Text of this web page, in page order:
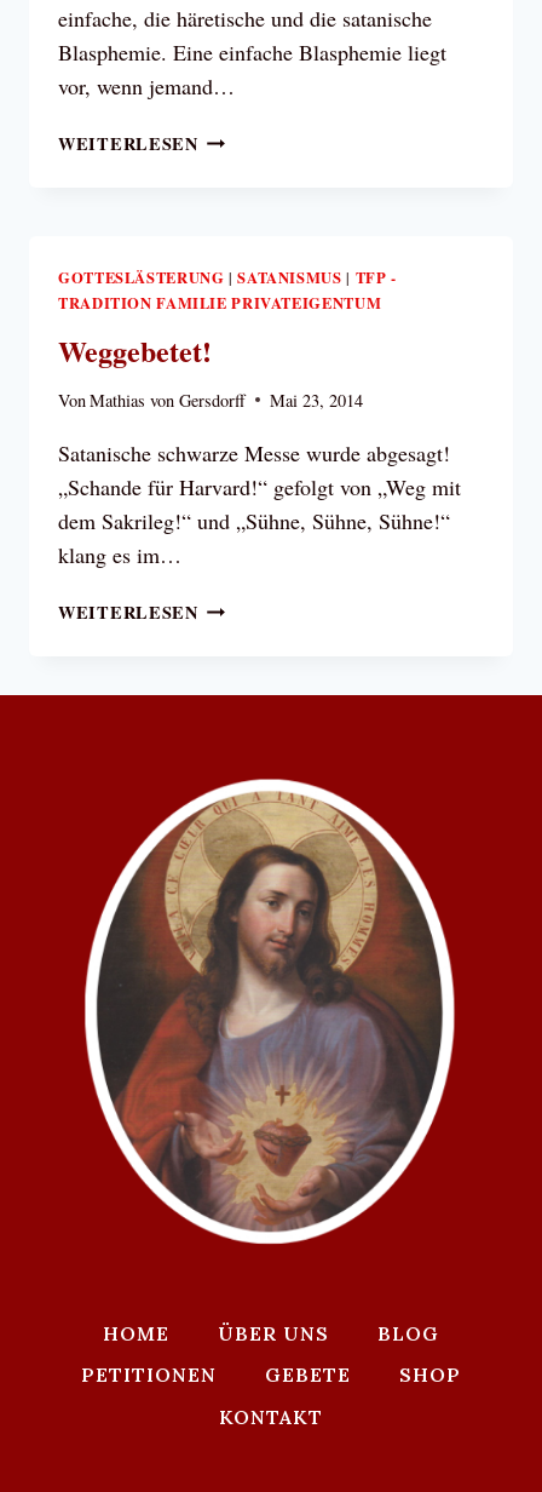
einfache, die häretische und die satanische
Blasphemie. Eine einfache Blasphemie liegt
vor, wenn jemand…
WEITERLESENARTEN
GOTTESLÄSTERUNG |SATANISMUS | TFP -
TRADITION FAMILIE PRIVATEIGENTUM
Weggebetet!
VonMathias von Gersdorff Mai 23, 2014
Satanische schwarze Messe wurde abgesagt!
„Schande für Harvard!“ gefolgt von „Weg mit
dem Sakrileg!“ und „Sühne, Sühne, Sühne!“
klang es im…
WEITERLESENWEGGEBETET!
HOME ÜBER UNS
BLOG
PETITIONEN
GEBETE
SHOP
KONTAKT